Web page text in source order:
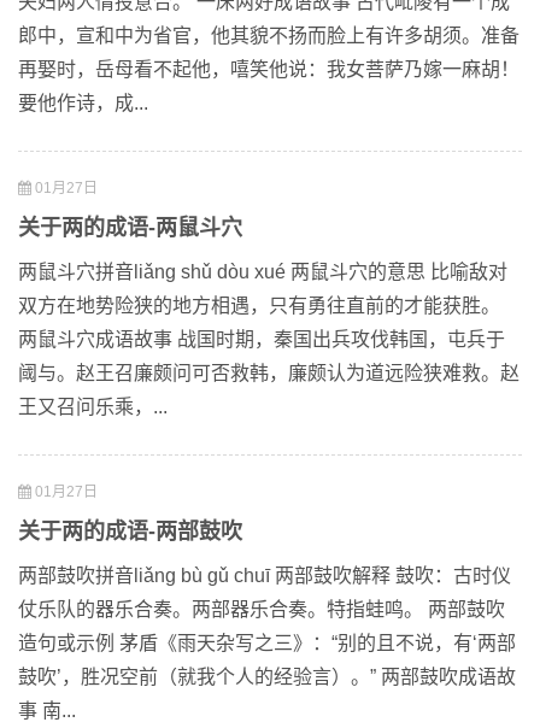
郎中，宣和中为省官，他其貌不扬而脸上有许多胡须。准备
再娶时，岳母看不起他，嘻笑他说：我女菩萨乃嫁一麻胡！
要他作诗，成...
01月27日
关于两的成语-两鼠斗穴
两鼠斗穴拼音liǎng shǔ dòu xué 两鼠斗穴的意思 比喻敌对
双方在地势险狭的地方相遇，只有勇往直前的才能获胜。
两鼠斗穴成语故事 战国时期，秦国出兵攻伐韩国，屯兵于
阈与。赵王召廉颇问可否救韩，廉颇认为道远险狭难救。赵
王又召问乐乘，...
01月27日
关于两的成语-两部鼓吹
两部鼓吹拼音liǎng bù gǔ chuī 两部鼓吹解释 鼓吹：古时仪
仗乐队的器乐合奏。两部器乐合奏。特指蛙鸣。 两部鼓吹
造句或示例 茅盾《雨天杂写之三》：“别的且不说，有‘两部
鼓吹’，胜况空前（就我个人的经验言）。” 两部鼓吹成语故
事 南...